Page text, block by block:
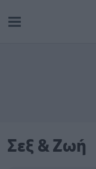
Σεξ & Ζωή